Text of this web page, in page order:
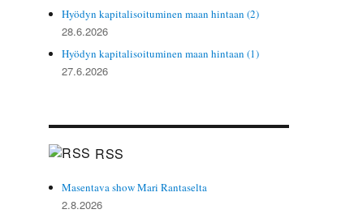
Hyödyn kapitalisoituminen maan hintaan (2)
28.6.2026
Hyödyn kapitalisoituminen maan hintaan (1)
27.6.2026
RSS
Masentava show Mari Rantaselta
2.8.2026